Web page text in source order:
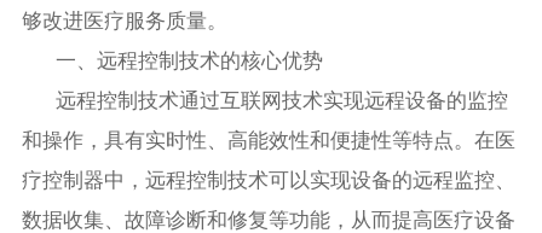
够改进医疗服务质量。
一、远程控制技术的核心优势
远程控制技术通过互联网技术实现远程设备的监控
和操作，具有实时性、高能效性和便捷性等特点。在医
疗控制器中，远程控制技术可以实现设备的远程监控、
数据收集、故障诊断和修复等功能，从而提高医疗设备